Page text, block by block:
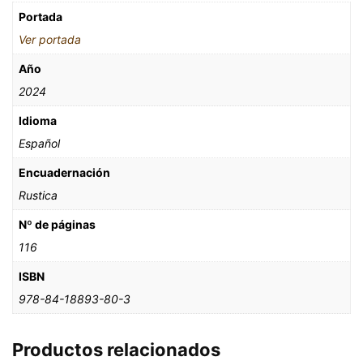
Portada
Ver portada
Año
2024
Idioma
Español
Encuadernación
Rustica
Nº de páginas
116
ISBN
978-84-18893-80-3
Productos relacionados